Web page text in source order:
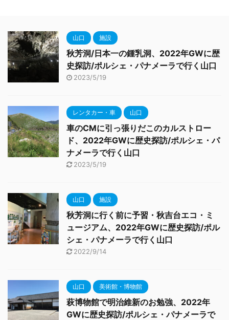
山口 施設
秋芳洞/日本一の鍾乳洞、2022年GWに歴
史探訪/ポルシェ・パナメーラで行く山口
2023/5/19
レンタカー・車 山口
車のCMに引っ張りだこのカルストロー
ド、2022年GWに歴史探訪/ポルシェ・パ
ナメーラで行く山口
2023/5/19
山口 施設
秋芳洞に行く前に予習・秋吉台エコ・ミ
ュージアム、2022年GWに歴史探訪/ポル
シェ・パナメーラで行く山口
2022/9/14
山口 美術館・博物館
萩博物館で明治維新のお勉強、2022年
GWに歴史探訪/ポルシェ・パナメーラで